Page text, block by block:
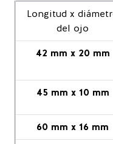
Longitud x
del ojo
42 mm x 20 mm
45 mm x 10 mm
60 mm x 16 mm